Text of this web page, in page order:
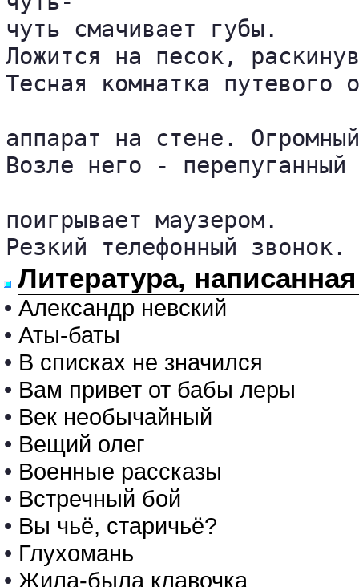
чуть смачивает губы.
Ложится на песок,
Тесная комнатка
аппарат на стене.
Возле него -
поигрывает маузером.
Резкий телефонный
Литература,
• Александр невский
• Аты-баты
• В списках не значился
• Вам привет от бабы леры
• Век необычайный
• Вещий олег
• Военные рассказы
• Встречный бой
• Вы чьё, старичьё?
• Глухомань
• Жила-была клавочка